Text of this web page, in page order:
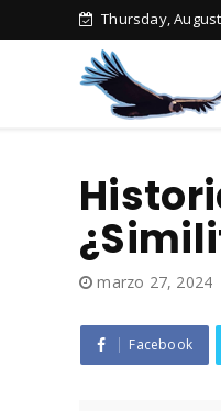
Thursday,
marzo 27, 2024
Facebook